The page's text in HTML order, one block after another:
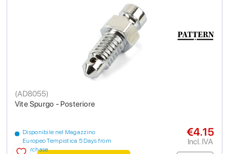
Vite Spurgo - Posteriore
(AD8055)
Disponibile nel Magazzino
Europeo Tempistica 5 Days from
purchase
€4.15
Incl. IVA